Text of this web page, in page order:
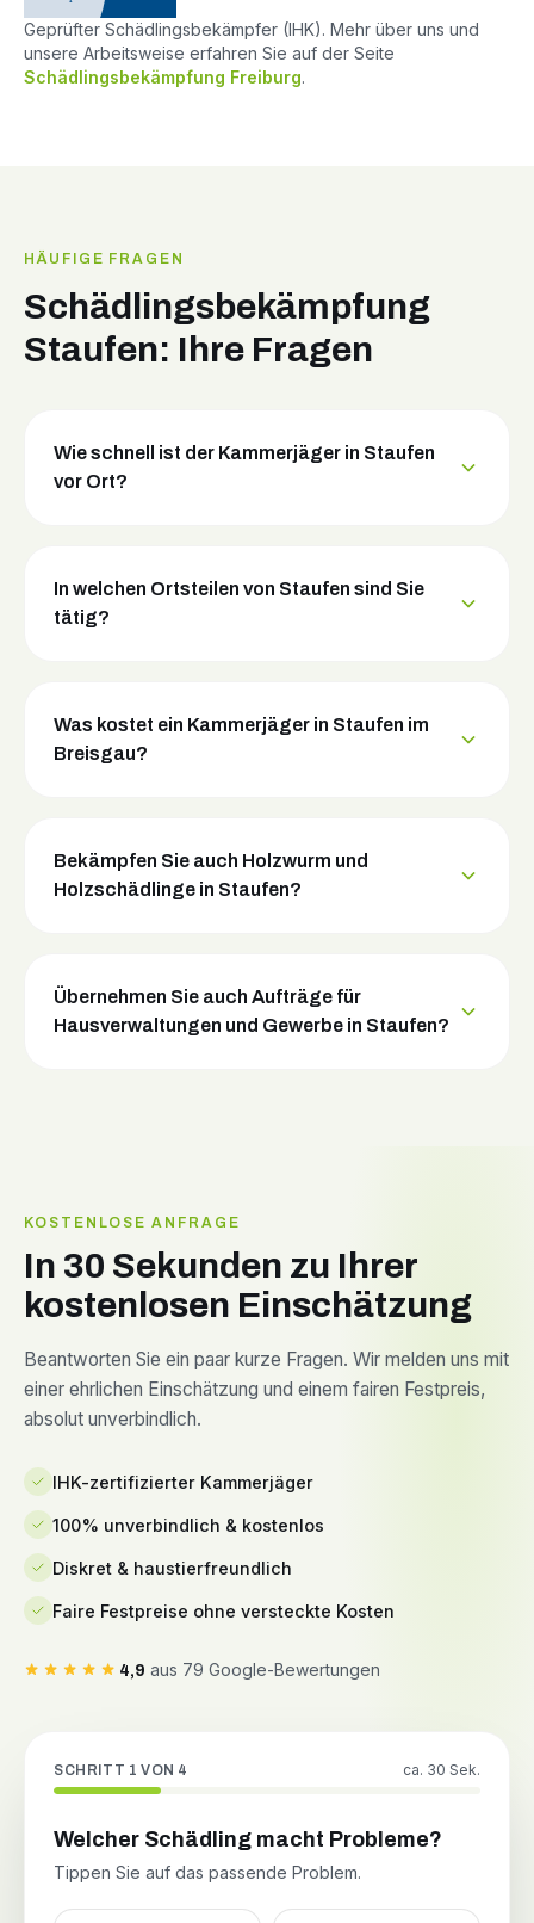
Geprüfter Schädlingsbekämpfer (IHK). Mehr über uns und
unsere Arbeitsweise erfahren Sie auf der Seite
Schädlingsbekämpfung Freiburg.
HÄUFIGE FRAGEN
Schädlingsbekämpfung
Staufen: Ihre Fragen
Wie schnell ist der Kammerjäger in Staufen
vor Ort?
In welchen Ortsteilen von Staufen sind Sie
tätig?
Was kostet ein Kammerjäger in Staufen im
Breisgau?
Bekämpfen Sie auch Holzwurm und
Holzschädlinge in Staufen?
Übernehmen Sie auch Aufträge für
Hausverwaltungen und Gewerbe in Staufen?
KOSTENLOSE ANFRAGE
In 30 Sekunden zu Ihrer
kostenlosen Einschätzung
Beantworten Sie ein paar kurze Fragen. Wir melden uns mit
einer ehrlichen Einschätzung und einem fairen Festpreis,
absolut unverbindlich.
IHK-zertifizierter Kammerjäger
100% unverbindlich & kostenlos
Diskret & haustierfreundlich
Faire Festpreise ohne versteckte Kosten
4,9 aus 79 Google-Bewertungen
SCHRITT 1 VON 4 ca. 30 Sek.
Welcher Schädling macht Probleme?
Tippen Sie auf das passende Problem.